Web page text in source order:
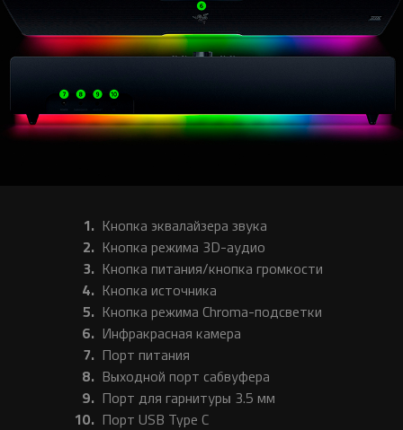
Кнопка эквалайзера звука
Кнопка режима 3D-аудио
Кнопка питания/кнопка громкости
Кнопка источника
Кнопка режима Chroma-подсветки
Инфракрасная камера
Порт питания
Выходной порт сабвуфера
Порт для гарнитуры 3.5 мм
Порт USB Type C